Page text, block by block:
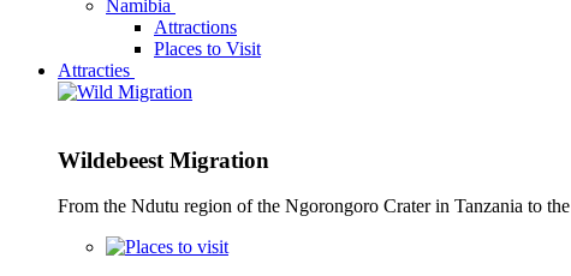
Namibia
Attractions
Places to Visit
Attracties
Wildebeest Migration
From the Ndutu region of the Ngorongoro Crater in Tanzania to